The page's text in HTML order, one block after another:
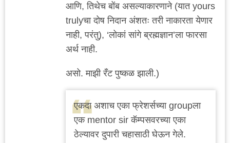
आणि, तिथेच बोंब असल्याकारणाने (यात yours
trulyचा दोष निदान अंशतः तरी नाकारता येणार
नाही, परंतु), ‘लोकां सांगे ब्रह्मज्ञान’ला फारसा
अर्थ नाही.
असो. माझी रँट पुष्कळ झाली.)
एकदा अशाच एका फ्रेशर्सच्या groupला
एक mentor sir कॅम्पसवरच्या एका
ठेल्यावर दुपारी चहासाठी घेऊन गेले.